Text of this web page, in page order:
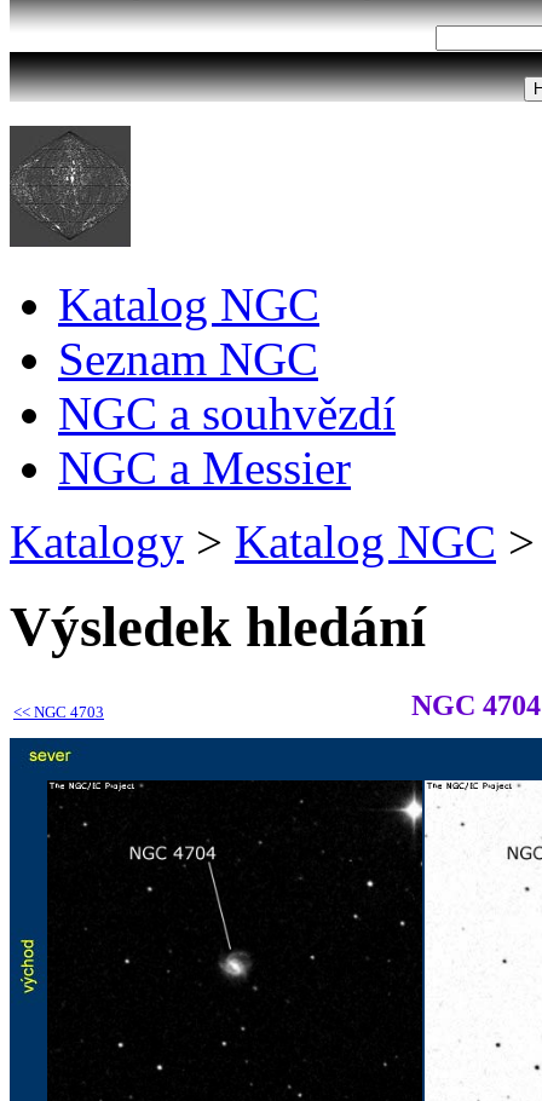
Katalog NGC
Seznam NGC
NGC a souhvězdí
NGC a Messier
Katalogy > Katalog NGC >
Výsledek hledání
<< NGC 4703 NGC 4704